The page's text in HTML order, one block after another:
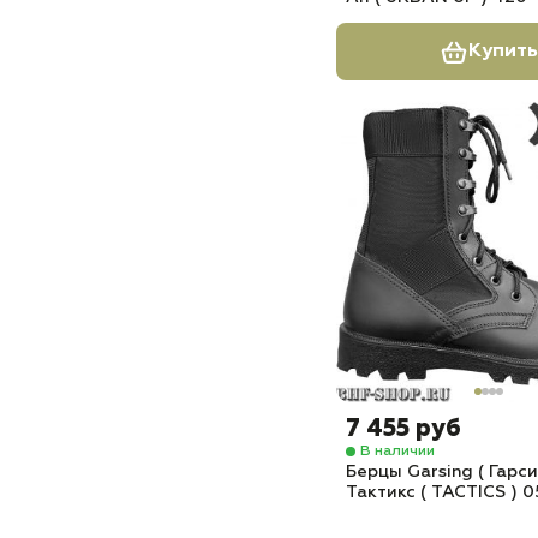
Купить
7 455 руб
В наличии
Берцы Garsing (
Тактикс ( TACTICS )